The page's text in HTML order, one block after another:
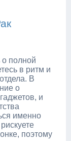
о полной
в ритм и
В
о
и
именно
поэтому